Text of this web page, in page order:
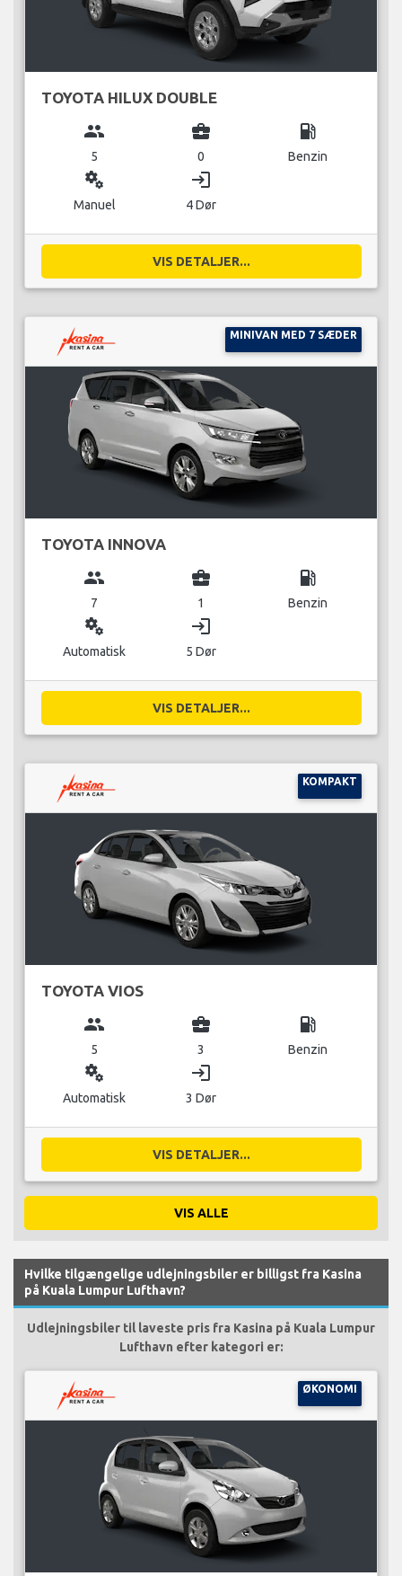
TOYOTA HILUX DOUBLE
group
5
business_center
0
local_gas_station
Benzin
miscellaneous_services
Manuel
login
4 Dør
VIS DETALJER...
MINIVAN MED 7 SÆDER
TOYOTA INNOVA
group
7
business_center
1
local_gas_station
Benzin
miscellaneous_services
Automatisk
login
5 Dør
VIS DETALJER...
KOMPAKT
TOYOTA VIOS
group
5
business_center
3
local_gas_station
Benzin
miscellaneous_services
Automatisk
login
3 Dør
VIS DETALJER...
VIS ALLE
Hvilke tilgængelige udlejningsbiler er billigst fra Kasina
på Kuala Lumpur Lufthavn?
Udlejningsbiler til laveste pris fra Kasina på Kuala Lumpur
Lufthavn efter kategori er:
ØKONOMI